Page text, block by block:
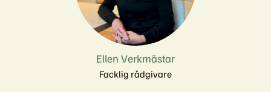
Ellen Verkmästar
Facklig rådgivare